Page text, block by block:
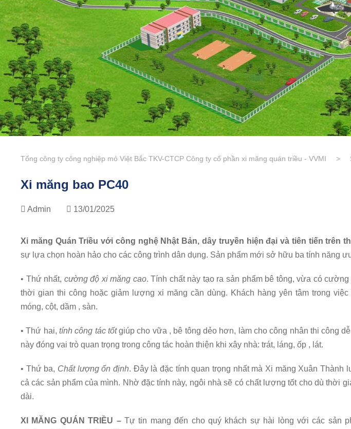
Tổng công ty công nghiệp mỏ Việt Bắc TKV-CTCP Công ty cổ phần xi măng quán triều - VVMI >
Xi măng bao PC40
Admin 13/01/2025
Xi măng Quán Triều với công nghệ Nhật Bản, dây truyền hiện đại và tiên tiến trên
sự lựa chọn hoàn hảo cho các công trình dân dụng. Sản phẩm mới sở hữu ba tính năng
• Thứ nhất, cường độ xi măng cao. Tính chất này tạo ra sản phẩm bê tông, vừa có cường
thời gian thi công hoặc giảm lượng xi măng cần dùng. Khách hàng yên tâm trong
móng, cột, dầm , sàn.
• Thứ hai, tính công tác tốtgiúp cho vữa , bê tông dẻo hơn, làm cho công nhân thi công
này đóng vai trò quan trọng trong công tác hoàn thiện khi xây nhà: trát, láng, ốp , lát.
• Thứ ba, Chất lượng ổn định. Đây là đặc tính quan trọng nhất mà Xi măng Xuân Thành
cả các sản phẩm của mình. Nhờ đặc tính này, ngôi nhà sẽ có chất lượng tốt cho dù thời
dài.
XI MĂNG QUÁN TRIỀU – Tự tin mang đến cho quý khách sự hài lòng với các sản